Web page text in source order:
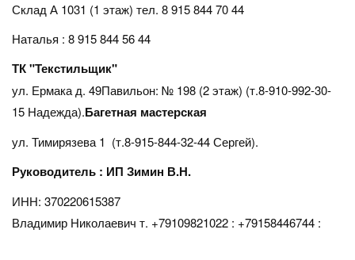
Склад А 1031 (1 этаж) тел. 8 915 844 70 44
Наталья : 8 915 844 56 44
ТК "Текстильщик"
ул. Ермака д. 49Павильон: № 198 (2 этаж) (т.8-910-992-30-
15 Надежда).Багетная мастерская
ул. Тимирязева 1 (т.8-915-844-32-44 Сергей).
Руководитель : ИП Зимин В.Н.
ИНН: 370220615387
Владимир Николаевич т. +79109821022 : +79158446744 :